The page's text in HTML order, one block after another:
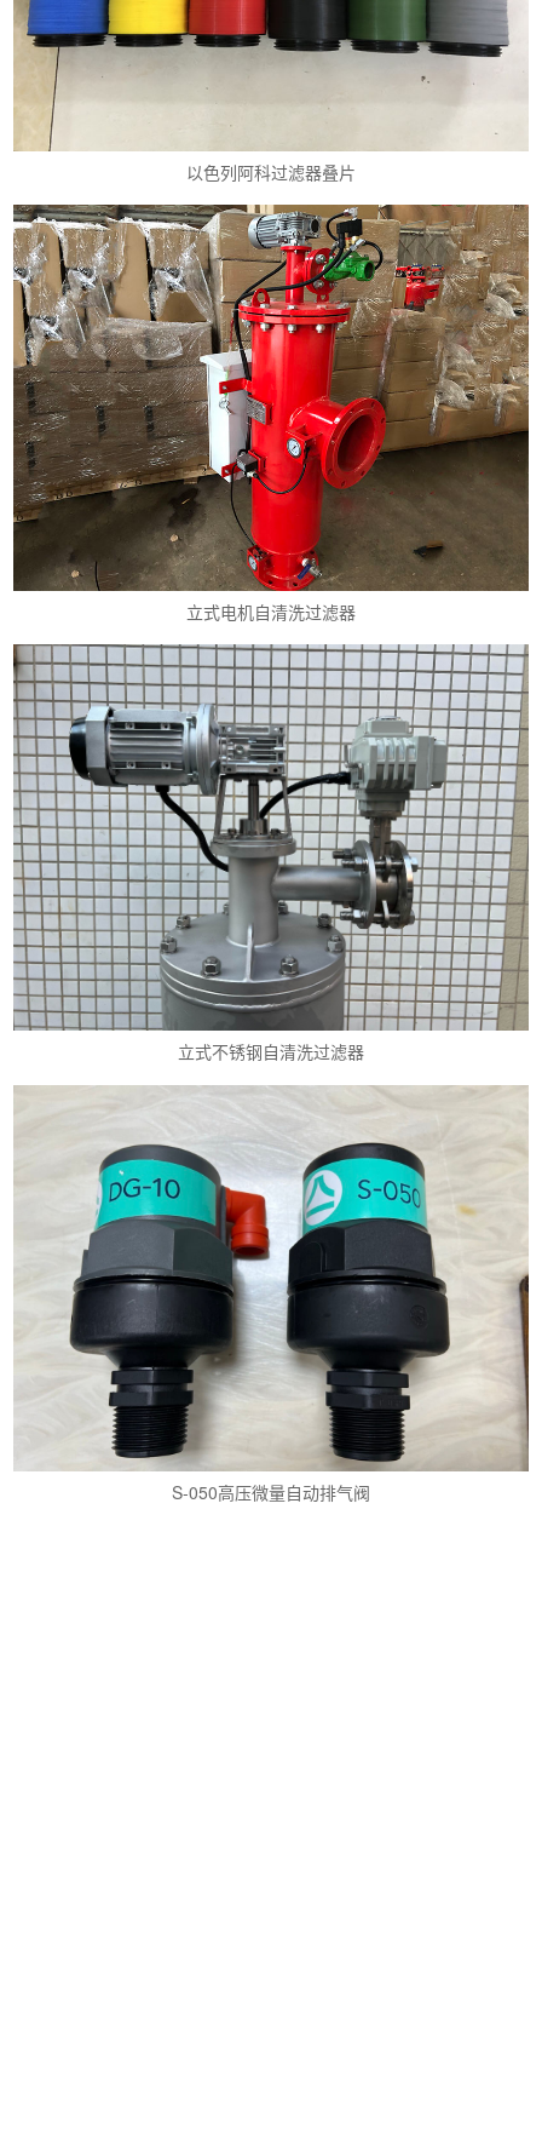
以色列阿科过滤器叠片
立式电机自清洗过滤器
立式不锈钢自清洗过滤器
S-050高压微量自动排气阀